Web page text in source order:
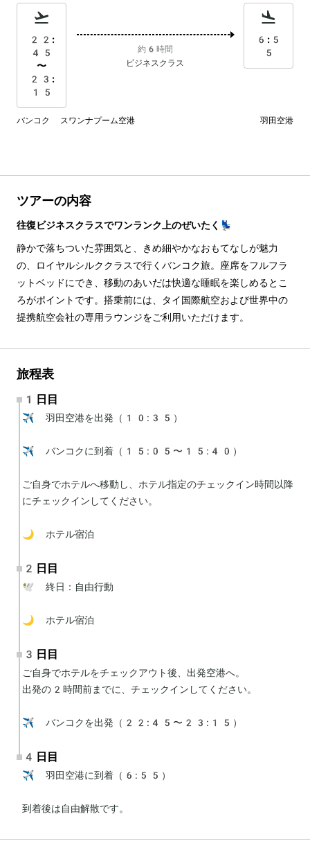
22:
45
〜
23:
15
約6時間
ビジネスクラス
6:5
5
バンコク スワンナプーム空港 羽田空港
ツアーの内容
往復ビジネスクラスでワンランク上のぜいたく💺
静かで落ちついた雰囲気と、きめ細やかなおもてなしが魅力
の、ロイヤルシルククラスで行くバンコク旅。座席をフルフラ
ットベッドにでき、移動のあいだは快適な睡眠を楽しめるとこ
ろがポイントです。搭乗前には、タイ国際航空および世界中の
提携航空会社の専用ラウンジをご利用いただけます。
旅程表
1日目
✈️ 羽田空港を出発（10:35）
✈️ バンコクに到着（15:05〜15:40）
ご自身でホテルへ移動し、ホテル指定のチェックイン時間以降
にチェックインしてください。
🌙 ホテル宿泊
2日目
🕊 終日：自由行動
🌙 ホテル宿泊
3日目
ご自身でホテルをチェックアウト後、出発空港へ。
出発の2時間前までに、チェックインしてください。
✈️ バンコクを出発（22:45〜23:15）
4日目
✈️ 羽田空港に到着（6:55）
到着後は自由解散です。